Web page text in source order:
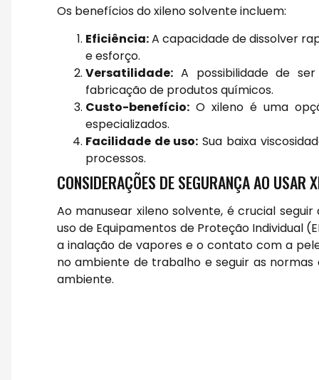
Os benefícios do xileno solvente incluem:
Eficiência:A capacidade de dissolver
e esforço.
Versatilidade: A possibilidade de
fabricação de produtos químicos.
Custo-benefício: O xileno é uma
especializados.
Facilidade de uso: Sua baixa
processos.
CONSIDERAÇÕES DE SEGURANÇA AO USAR
Ao manusear xileno solvente, é crucial
uso de Equipamentos de Proteção Individual
a inalação de vapores e o contato com a
no ambiente de trabalho e seguir as
ambiente.